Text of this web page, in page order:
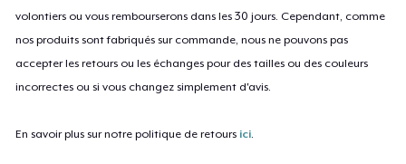
volontiers ou vous rembourserons dans les 30 jours. Cependant, comme
nos produits sont fabriqués sur commande, nous ne pouvons pas
accepter les retours ou les échanges pour des tailles ou des couleurs
incorrectes ou si vous changez simplement d'avis.
En savoir plus sur notre politique de retours ici.